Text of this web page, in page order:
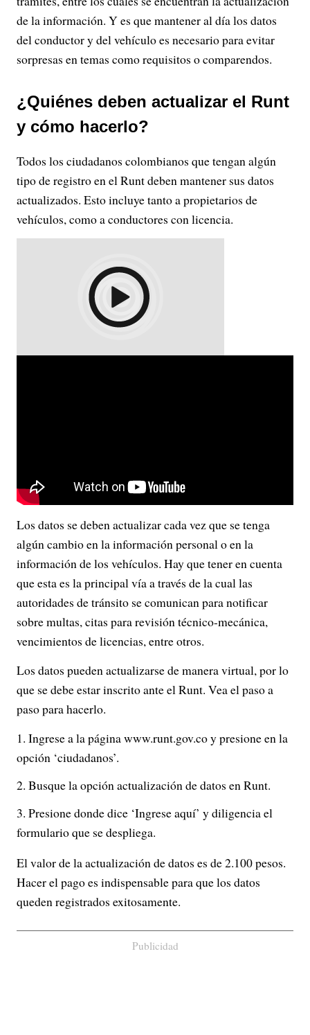
de la información. Y es que mantener al día los datos
del conductor y del vehículo es necesario para evitar
sorpresas en temas como requisitos o comparendos.
¿Quiénes deben actualizar el Runt
y cómo hacerlo?
Todos los ciudadanos colombianos que tengan algún
tipo de registro en el Runt deben mantener sus datos
actualizados. Esto incluye tanto a propietarios de
vehículos, como a conductores con licencia.
Los datos se deben actualizar cada vez que se tenga
algún cambio en la información personal o en la
información de los vehículos. Hay que tener en cuenta
que esta es la principal vía a través de la cual las
autoridades de tránsito se comunican para notificar
sobre multas, citas para revisión técnico-mecánica,
vencimientos de licencias, entre otros.
Los datos pueden actualizarse de manera virtual, por lo
que se debe estar inscrito ante el Runt. Vea el paso a
paso para hacerlo.
Ingrese a la página www.runt.gov.co y presione en la
opción ‘ciudadanos’.
Busque la opción actualización de datos en Runt.
Presione donde dice ‘Ingrese aquí’ y diligencia el
formulario que se despliega.
El valor de la actualización de datos es de 2.100 pesos.
Hacer el pago es indispensable para que los datos
queden registrados exitosamente.
Publicidad